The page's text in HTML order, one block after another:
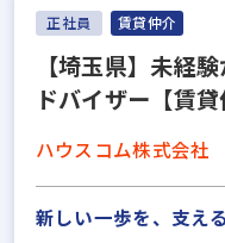
正社員 賃貸仲介
【埼玉県】未経
ドバイザー【賃貸
ハウスコム株式会社
新しい一歩を、支え